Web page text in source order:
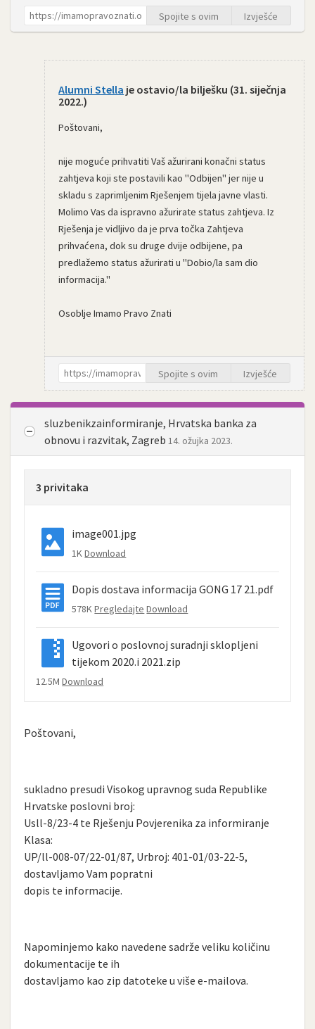
Spojite s ovim Izvješće
Alumni Stella je ostavio/la bilješku (31. siječnja
2022.)
Poštovani,
nije moguće prihvatiti Vaš ažurirani konačni status
zahtjeva koji ste postavili kao "Odbijen" jer nije u
skladu s zaprimljenim Rješenjem tijela javne vlasti.
Molimo Vas da ispravno ažurirate status zahtjeva. Iz
Rješenja je vidljivo da je prva točka Zahtjeva
prihvaćena, dok su druge dvije odbijene, pa
predlažemo status ažurirati u "Dobio/la sam dio
informacija."
Osoblje Imamo Pravo Znati
Spojite s ovim Izvješće
sluzbenikzainformiranje, Hrvatska banka za
obnovu i razvitak, Zagreb 14. ožujka 2023.
3 privitaka
image001.jpg
1KDownload
Dopis dostava informacija GONG 17 21.pdf
578KPregledajte Download
Ugovori o poslovnoj suradnji sklopljeni
tijekom 2020.i 2021.zip
12.5MDownload
Poštovani,
sukladno presudi Visokog upravnog suda Republike
Hrvatske poslovni broj:
Usll-8/23-4 te Rješenju Povjerenika za informiranje
Klasa:
UP/ll-008-07/22-01/87, Urbroj: 401-01/03-22-5,
dostavljamo Vam popratni
dopis te informacije.
Napominjemo kako navedene sadrže veliku količinu
dokumentacije te ih
dostavljamo kao zip datoteke u više e-mailova.